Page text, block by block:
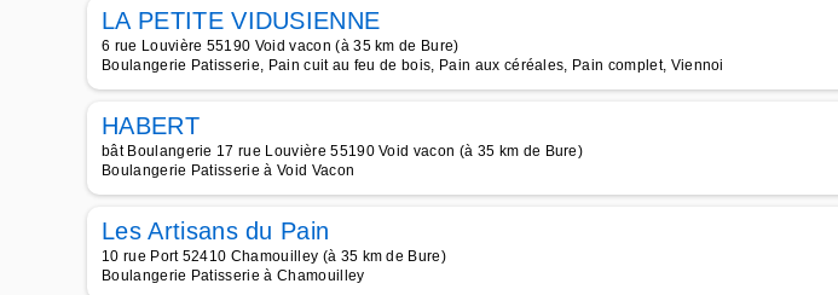
LA PETITE VIDUSIENNE
6 rue Louvière 55190 Void vacon (à 35 km de Bure)
Boulangerie Patisserie, Pain cuit au feu de bois, Pain aux céréales, Pain complet, Viennoi
HABERT
bât Boulangerie 17 rue Louvière 55190 Void vacon (à 35 km de Bure)
Boulangerie Patisserie à Void Vacon
Les Artisans du Pain
10 rue Port 52410 Chamouilley (à 35 km de Bure)
Boulangerie Patisserie à Chamouilley